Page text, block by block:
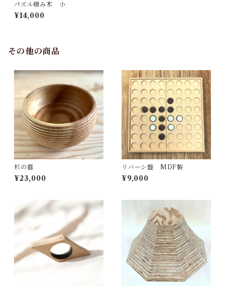
パズル積み木 小
¥14,000
その他の商品
杉の器
¥23,000
リバーシ盤 MDF製
¥9,000